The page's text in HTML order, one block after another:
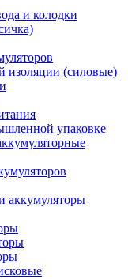
и колодки
изоляции (силовые)
упаковке
аккумуляторы